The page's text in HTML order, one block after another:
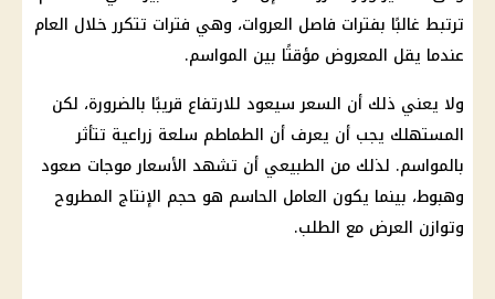
ترتبط غالبًا بفترات فاصل العروات، وهي فترات تتكرر خلال العام
عندما يقل المعروض مؤقتًا بين المواسم.
ولا يعني ذلك أن السعر سيعود للارتفاع قريبًا بالضرورة، لكن
المستهلك يجب أن يعرف أن الطماطم سلعة زراعية تتأثر
بالمواسم. لذلك من الطبيعي أن تشهد الأسعار موجات صعود
وهبوط، بينما يكون العامل الحاسم هو حجم الإنتاج المطروح
وتوازن العرض مع الطلب.